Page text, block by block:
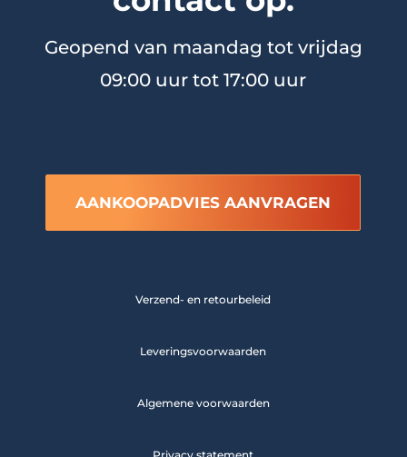
Geopend van maandag tot vrijdag
09:00 uur tot 17:00 uur
AANKOOPADVIES AANVRAGEN
Verzend- en retourbeleid
Leveringsvoorwaarden
Algemene voorwaarden